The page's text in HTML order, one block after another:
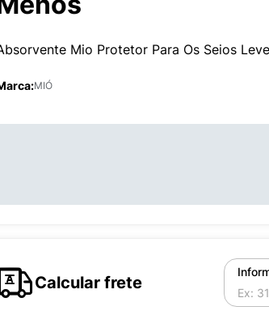
Mio Protetor Para Os Seios
MIÓ
Calcular frete